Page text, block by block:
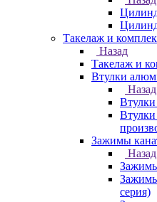
Такелаж и
Назад
Такелаж и
Втулки
Назад
Зажимы
Назад
серия)